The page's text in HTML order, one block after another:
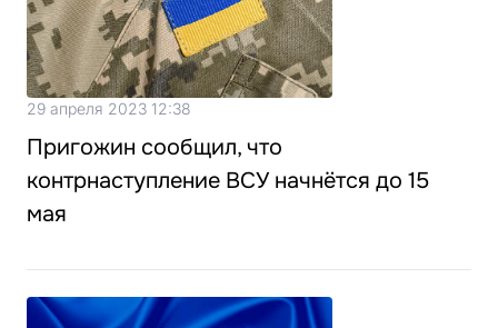
29 апреля 2023 12:38
Пригожин сообщил, что
контрнаступление ВСУ начнётся до 15
мая